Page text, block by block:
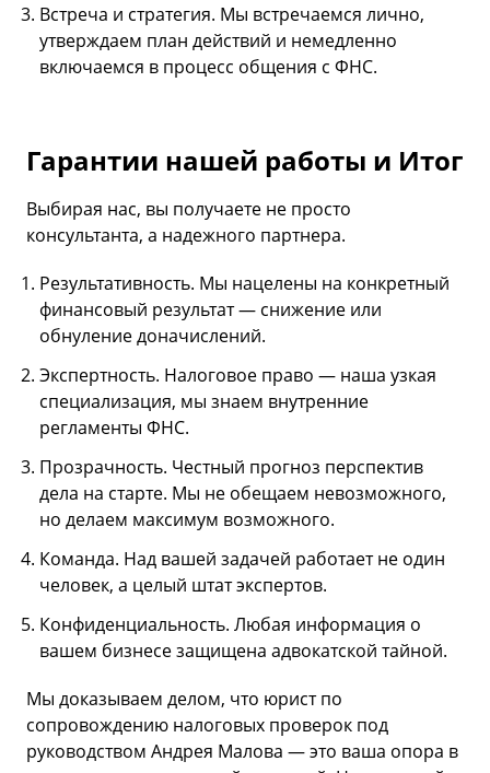
Встреча и стратегия. Мы встречаемся лично,
утверждаем план действий и немедленно
включаемся в процесс общения с ФНС.
Гарантии нашей работы и Итог
Выбирая нас, вы получаете не просто
консультанта, а надежного партнера.
Результативность. Мы нацелены на конкретный
финансовый результат — снижение или
обнуление доначислений.
Экспертность. Налоговое право — наша узкая
специализация, мы знаем внутренние
регламенты ФНС.
Прозрачность. Честный прогноз перспектив
дела на старте. Мы не обещаем невозможного,
но делаем максимум возможного.
Команда. Над вашей задачей работает не один
человек, а целый штат экспертов.
Конфиденциальность. Любая информация о
вашем бизнесе защищена адвокатской тайной.
Мы доказываем делом, что юрист по
сопровождению налоговых проверок под
руководством Андрея Малова — это ваша опора в